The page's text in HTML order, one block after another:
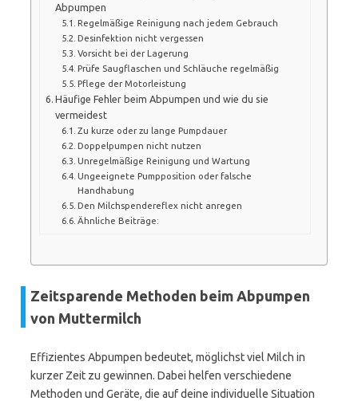
Abpumpen
Regelmäßige Reinigung nach jedem Gebrauch
Desinfektion nicht vergessen
Vorsicht bei der Lagerung
Prüfe Saugflaschen und Schläuche regelmäßig
Pflege der Motorleistung
Häufige Fehler beim Abpumpen und wie du sie
vermeidest
Zu kurze oder zu lange Pumpdauer
Doppelpumpen nicht nutzen
Unregelmäßige Reinigung und Wartung
Ungeeignete Pumpposition oder falsche
Handhabung
Den Milchspendereflex nicht anregen
Ähnliche Beiträge:
Zeitsparende Methoden beim Abpumpen
von Muttermilch
Effizientes Abpumpen bedeutet, möglichst viel Milch in
kurzer Zeit zu gewinnen. Dabei helfen verschiedene
Methoden und Geräte, die auf deine individuelle Situation